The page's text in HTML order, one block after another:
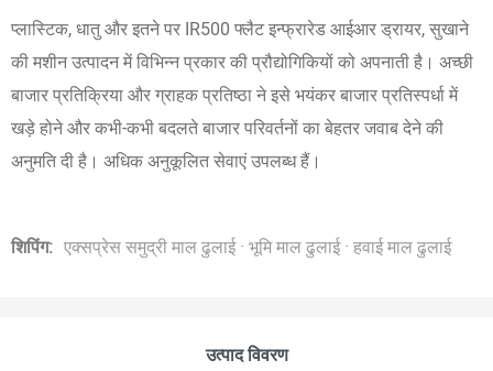
प्लास्टिक, धातु और इतने पर IR500 फ्लैट इन्फ्रारेड आईआर ड्रायर, सुखाने
की मशीन उत्पादन में विभिन्न प्रकार की प्रौद्योगिकियों को अपनाती है। अच्छी
बाजार प्रतिक्रिया और ग्राहक प्रतिष्ठा ने इसे भयंकर बाजार प्रतिस्पर्धा में
खड़े होने और कभी-कभी बदलते बाजार परिवर्तनों का बेहतर जवाब देने की
अनुमति दी है। अधिक अनुकूलित सेवाएं उपलब्ध हैं।
शिपिंग: एक्सप्रेस समुद्री माल ढुलाई · भूमि माल ढुलाई · हवाई माल ढुलाई
उत्पाद विवरण